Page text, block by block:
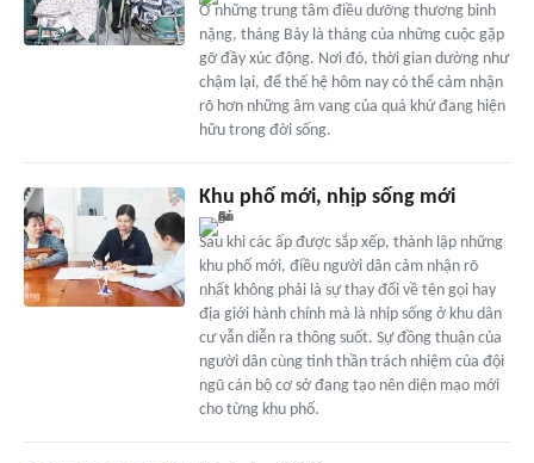
Ở những trung tâm điều dưỡng thương binh
nặng, tháng Bảy là tháng của những cuộc gặp
gỡ đầy xúc động. Nơi đó, thời gian dường như
chậm lại, để thế hệ hôm nay có thể cảm nhận
rõ hơn những âm vang của quá khứ đang hiện
hữu trong đời sống.
Khu phố mới, nhịp sống mới
Sau khi các ấp được sắp xếp, thành lập những
khu phố mới, điều người dân cảm nhận rõ
nhất không phải là sự thay đổi về tên gọi hay
địa giới hành chính mà là nhịp sống ở khu dân
cư vẫn diễn ra thông suốt. Sự đồng thuận của
người dân cùng tinh thần trách nhiệm của đội
ngũ cán bộ cơ sở đang tạo nên diện mạo mới
cho từng khu phố.